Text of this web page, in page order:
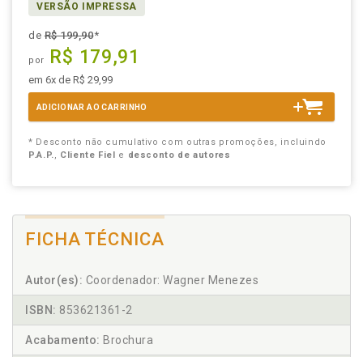
VERSÃO IMPRESSA
deR$ 199,90*
por R$ 179,91
em 6x de R$ 29,99
ADICIONAR AO CARRINHO
* Desconto não cumulativo com outras promoções, incluindo
P.A.P., Cliente Fiel e desconto de autores
FICHA TÉCNICA
Autor(es): Coordenador: Wagner Menezes
ISBN: 853621361-2
Acabamento: Brochura